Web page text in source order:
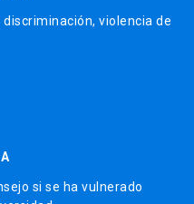
violencia de
si se ha vulnerado